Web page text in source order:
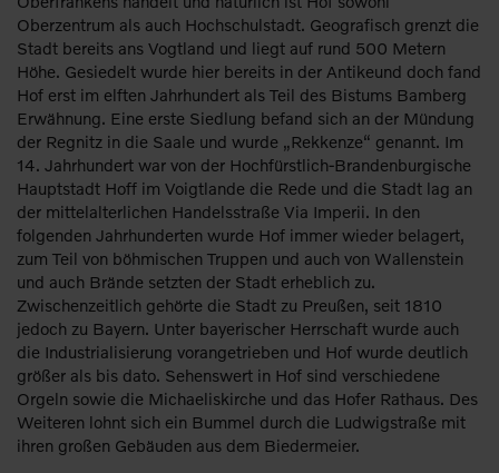
Oberzentrum als auch Hochschulstadt. Geografisch grenzt die
Stadt bereits ans Vogtland und liegt auf rund 500 Metern
Höhe. Gesiedelt wurde hier bereits in der Antikeund doch fand
Hof erst im elften Jahrhundert als Teil des Bistums Bamberg
Erwähnung. Eine erste Siedlung befand sich an der Mündung
der Regnitz in die Saale und wurde „Rekkenze“ genannt. Im
14. Jahrhundert war von der Hochfürstlich-Brandenburgische
Hauptstadt Hoff im Voigtlande die Rede und die Stadt lag an
der mittelalterlichen Handelsstraße Via Imperii. In den
folgenden Jahrhunderten wurde Hof immer wieder belagert,
zum Teil von böhmischen Truppen und auch von Wallenstein
und auch Brände setzten der Stadt erheblich zu.
Zwischenzeitlich gehörte die Stadt zu Preußen, seit 1810
jedoch zu Bayern. Unter bayerischer Herrschaft wurde auch
die Industrialisierung vorangetrieben und Hof wurde deutlich
größer als bis dato. Sehenswert in Hof sind verschiedene
Orgeln sowie die Michaeliskirche und das Hofer Rathaus. Des
Weiteren lohnt sich ein Bummel durch die Ludwigstraße mit
ihren großen Gebäuden aus dem Biedermeier.